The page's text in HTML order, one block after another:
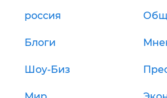
россия
Блоги
Шоу-Биз